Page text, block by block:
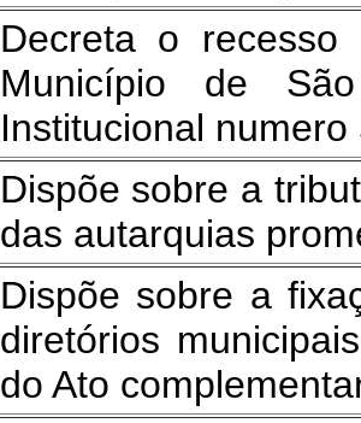
Decreta o
Município de
Institucional numero
Dispõe sobre a
das autarquias
Dispõe sobre a
diretórios
do Ato